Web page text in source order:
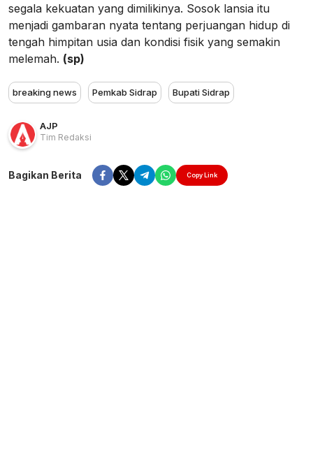
segala kekuatan yang dimilikinya. Sosok lansia itu
menjadi gambaran nyata tentang perjuangan hidup di
tengah himpitan usia dan kondisi fisik yang semakin
melemah. (sp)
breaking news Pemkab Sidrap Bupati Sidrap
AJP
Tim Redaksi
Bagikan Berita Copy Link